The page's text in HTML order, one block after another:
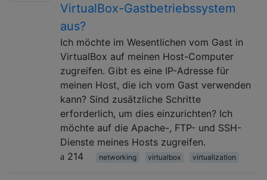
VirtualBox-Gastbetriebssystem
aus?
Ich möchte im Wesentlichen vom Gast in
VirtualBox auf meinen Host-Computer
zugreifen. Gibt es eine IP-Adresse für
meinen Host, die ich vom Gast verwenden
kann? Sind zusätzliche Schritte
erforderlich, um dies einzurichten? Ich
möchte auf die Apache-, FTP- und SSH-
Dienste meines Hosts zugreifen.
214
networking virtualbox virtualization